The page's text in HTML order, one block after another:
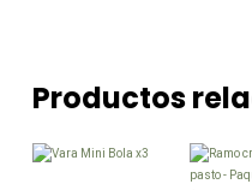
Productos
Este
producto
múltiples